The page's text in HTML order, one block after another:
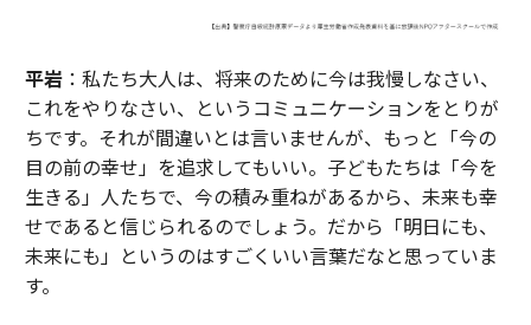
平岩：私たち大人は、将来のために今は我慢しなさい、
これをやりなさい、というコミュニケーションをとりが
ちです。それが間違いとは言いませんが、もっと「今の
目の前の幸せ」を追求してもいい。子どもたちは「今を
生きる」人たちで、今の積み重ねがあるから、未来も幸
せであると信じられるのでしょう。だから「明日にも、
未来にも」というのはすごくいい言葉だなと思っていま
す。